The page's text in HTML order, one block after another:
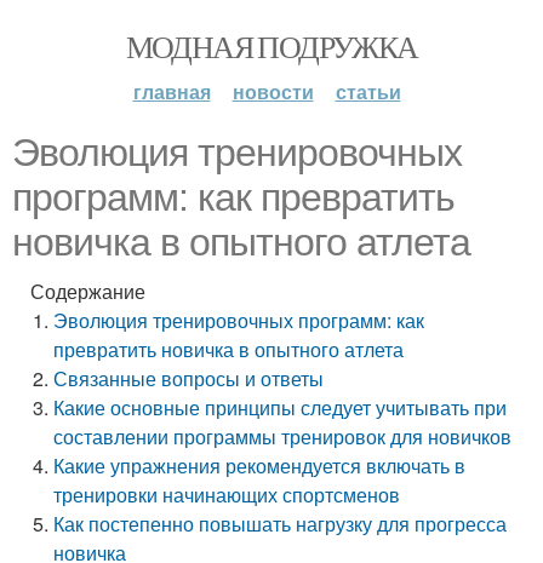
МОДНАЯ ПОДРУЖКА
главная новости статьи
Эволюция тренировочных
программ: как превратить
новичка в опытного атлета
Содержание
Эволюция тренировочных программ: как
превратить новичка в опытного атлета
Связанные вопросы и ответы
Какие основные принципы следует учитывать при
составлении программы тренировок для новичков
Какие упражнения рекомендуется включать в
тренировки начинающих спортсменов
Как постепенно повышать нагрузку для прогресса
новичка